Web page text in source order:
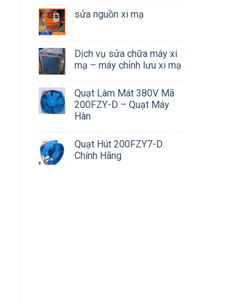
sửa nguồn xi mạ
Dịch vụ sửa chữa máy xi
mạ – máy chỉnh lưu xi mạ
Quạt Làm Mát 380V Mã
200FZY-D – Quạt Máy
Hàn
Quạt Hút 200FZY7-D
Chính Hãng